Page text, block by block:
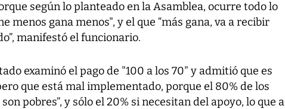
según lo planteado en la Asamblea, ocurre todo lo
menos gana menos", y el que “más gana, va a recibir
manifestó el funcionario.
examinó el pago de "100 a los 70" y admitió que es
que está mal implementado, porque el 80% de los
pobres”, y sólo el 20% si necesitan del apoyo, lo que a